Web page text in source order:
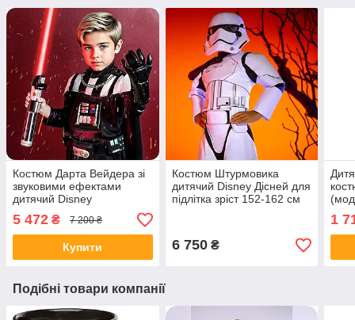
Костюм Дарта Вейдера зі
звуковими ефектами
дитячий Disney
5 472 ₴ 7 200 ₴
Купити
Костюм Штурмовика
дитячий Disney Дісней для
підлітка зріст 152-162 см
6 750₴
1
Подібні товари компанії